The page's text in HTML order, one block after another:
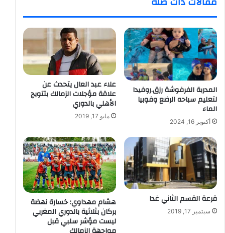
المدربة الفرفوشة رزق.روفيدا
لتعليم سباحه الرضع وفوبيا
الماء
أكتوبر 16, 2024
علاء عبد العال يتحدث عن
علاقة مؤجلات الزمالك بتتويج
الأهلي بالدوري
مايو 17, 2019
قرعة القسم الثاني غدا
سبتمبر 17, 2019
هشام مهداوي: خسارة نهضة
بركان بثلاثية بالدوري المغربي
ليست مؤشر سلبي قبل